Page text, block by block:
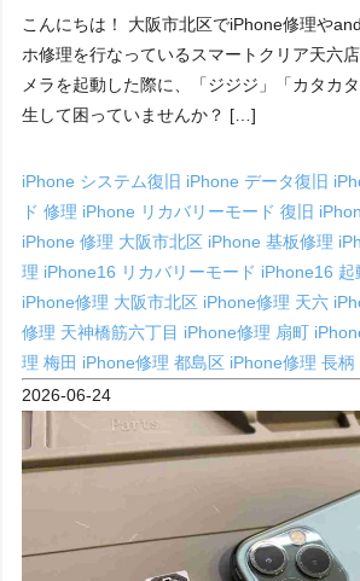
こんにちは！ 大阪市北区でiPhone修理や
ホ修理を行なっているスマートクリア天六
メラを起動した際に、「ジジジ」「カタカ
生して困っていませんか？ […]
iPhone システム復旧 iPhone データ復旧
ド 修理 iPhone リカバリーモード 復旧
iPhone 修理 大阪市北区 iPhone 基板修理
理 iPhone16 リカバリーモード iPhone16
iPhone修理 大阪市北区 iPhone修理 天六
修理 天神橋筋六丁目 iPhone修理 扇町
理梅田 iPhone修理都島区 iPhone修理長柄
2026-06-24